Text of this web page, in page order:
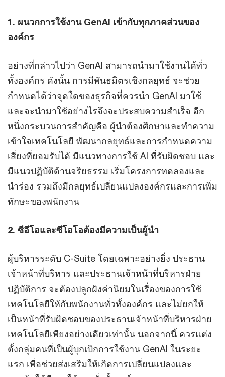
1. ผนวกการใช้งาน GenAI เข้ากับทุกภาคส่วนของ
องค์กร
อย่างที่กล่าวไปว่า GenAI สามารถนำมาใช้งานได้ทั่ว
ทั้งองค์กร ดังนั้น การมีพันธมิตรเชิงกลยุทธ์ จะช่วย
กำหนดได้ว่าจุดใดของธุรกิจที่ควรนำ GenAI มาใช้
และจะนำมาใช้อย่างไรจึงจะประสบความสำเร็จ อีก
หนึ่งกระบวนการสำคัญคือ ผู้นำต้องศึกษาและทำความ
เข้าใจเทคโนโลยี พัฒนากลยุทธ์และการกำหนดความ
เสี่ยงที่ยอมรับได้ มีแนวทางการใช้ AI ที่รับผิดชอบ และ
มีแนวปฏิบัติด้านจริยธรรม เริ่มโครงการทดลองและ
นำร่อง รวมถึงมีกลยุทธ์เปลี่ยนแปลงองค์กรและการเพิ่ม
ทักษะของพนักงาน
2. ซีอีโอและซีโอโอต้องมีความเป็นผู้นำ
ผู้บริหารระดับ C-Suite โดยเฉพาะอย่างยิ่ง ประธาน
เจ้าหน้าที่บริหาร และประธานเจ้าหน้าที่บริหารฝ่าย
ปฏิบัติการ จะต้องปลูกฝังค่านิยมในเรื่องของการใช้
เทคโนโลยีให้กับพนักงานทั่วทั้งองค์กร และไม่ยกให้
เป็นหน้าที่รับผิดชอบของประธานเจ้าหน้าที่บริหารฝ่าย
เทคโนโลยีเพียงอย่างเดียวเท่านั้น นอกจากนี้ ควรแต่ง
ตั้งกลุ่มคนที่เป็นผู้บุกเบิกการใช้งาน GenAI ในระยะ
แรก เพื่อช่วยส่งเสริมให้เกิดการเปลี่ยนแปลงและ